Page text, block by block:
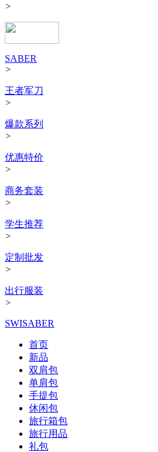
>
SABER
>
王者军刀
>
爆款系列
>
优惠特价
>
商务套装
>
学生推荐
>
定制批发
>
出行服装
>
SWISABER
首页
新品
双肩包
单肩包
手提包
休闲包
旅行箱包
旅行用品
礼包